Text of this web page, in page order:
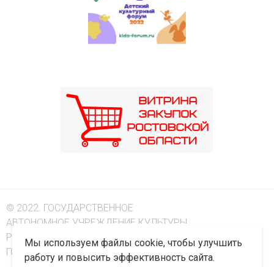
© 2022. ГОСУДАРСТВЕННОЕ
АВТОНОМНОЕ УЧРЕЖДЕНИЕ КУЛЬТУРЫ
РОСТОВСКОЙ ОБЛАСТИ "РОСТОВСКАЯ
ГОСУДАРСТВЕННАЯ ФИЛАРМОНИЯ"
Мы используем файлы cookie, чтобы улучшить
работу и повысить эффективность сайта.